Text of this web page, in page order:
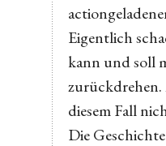
Eigentlich
kann und soll
diesem Fall
Die